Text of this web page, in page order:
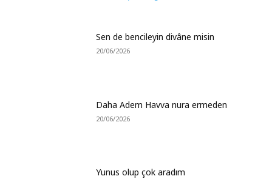
Sen de bencileyin divâne misin
20/06/2026
Daha Adem Havva nura ermeden
20/06/2026
Yunus olup çok aradım